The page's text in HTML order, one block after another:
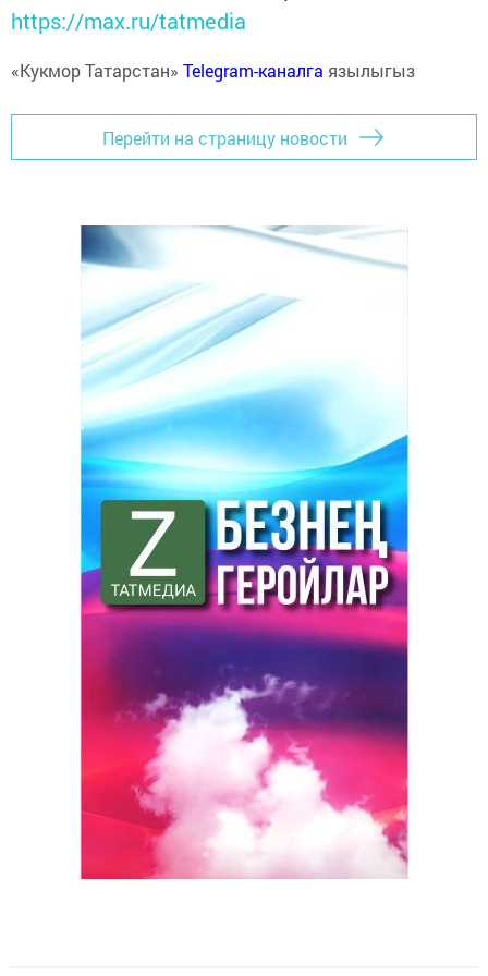
https://max.ru/tatmedia
«Кукмор Татарстан» Telegram-каналга язылыгыз
Перейти на страницу новости